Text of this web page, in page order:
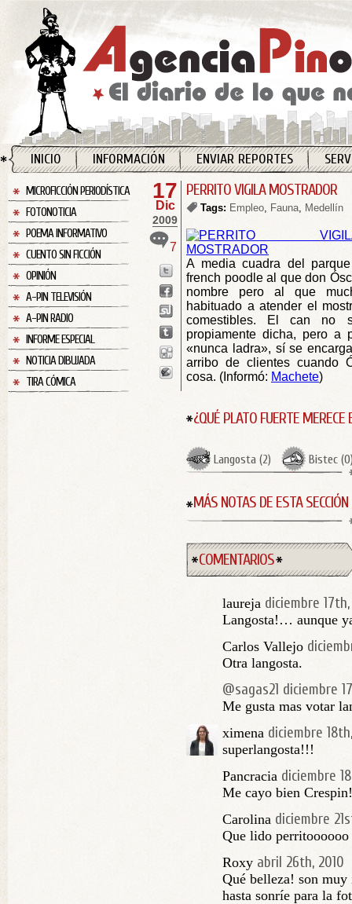
INICIO INFORMACIÓN ENVIAR REPORTES
MICROFICCIÓN PERIODÍSTICA
FOTONOTICIA
POEMA INFORMATIVO
CUENTO SIN FICCIÓN
OPINIÓN
A-PIN TELEVISIÓN
A-PIN RADIO
INFORME ESPECIAL
NOTICIA DIBUJADA
TIRA CÓMICA
17
Dic
2009
7
PERRITO VIGILA MOSTRADOR
Tags: Empleo, Fauna, Medellín
A media cuadra del
french poodle al que don
nombre pero al que
habituado a atender el
comestibles. El can no
propiamente dicha, pero a
«nunca ladra», sí se
arribo de clientes cuando
cosa. (Informó: Machete)
¿QUÉ PLATO FUERTE MERECE
Langosta (2) Bistec (0
MÁS NOTAS DE ESTA SECCIÓN
COMENTARIOS
laureja diciembre
Langosta!… aunque
Carlos Vallejo
Otra langosta.
@sagas21 diciembre
Me gusta mas votar
ximena diciembre
superlangosta!!!
Pancracia diciembre
Me cayo bien Crespin!
Carolina diciembre
Que lido perritoooooo
Roxy abril 26th, 2010
Qué belleza! son
hasta sonríe para la